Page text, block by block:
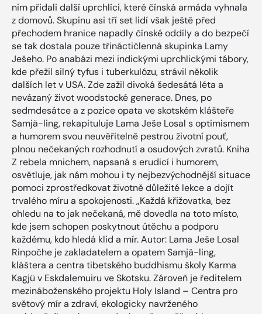
nim přidali další uprchlíci, které čínská armáda vyhnala
z domovů. Skupinu asi tří set lidí však ještě před
přechodem hranice napadly čínské oddíly a do bezpečí
se tak dostala pouze třináctičlenná skupinka Lamy
Ješeho. Po anabázi mezi indickými uprchlickými tábory,
kde přežil silný tyfus i tuberkulózu, strávil několik
dalších let v USA. Zde zažil divoká šedesátá léta a
nevázaný život woodstocké generace. Dnes, po
sedmdesátce a z pozice opata ve skotském klášteře
Samjä-ling, rekapituluje Lama Ješe Losal s optimismem
a humorem svou neuvěřitelně pestrou životní pouť,
plnou nečekaných rozhodnutí a osudových zvratů. Kniha
Z rebela mnichem, napsaná s erudicí i humorem,
osvětluje, jak nám mohou i ty nejbezvýchodnější situace
pomoci zprostředkovat životně důležité lekce a dojít
trvalého míru a spokojenosti. „Každá křižovatka, bez
ohledu na to jak nečekaná, mě dovedla na toto místo,
kde jsem schopen poskytnout útěchu a podporu
každému, kdo hledá klid a mír. Autor: Lama Ješe Losal
Rinpočhe je zakladatelem a opatem Samjä-ling,
kláštera a centra tibetského buddhismu školy Karma
Kagjü v Eskdalemuiru ve Skotsku. Zároveň je ředitelem
mezináboženského projektu Holy Island – Centra pro
světový mír a zdraví, ekologicky navrženého